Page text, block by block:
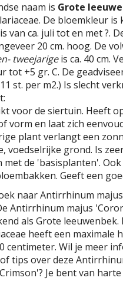
naam is Grote
De bloemkleur
van ca. juli tot en met ?.
20 cm. hoog. De
tweejarigeis ca. 40 cm.
tot +5 gr. C. De
st. per m2.) Is slecht
voor de siertuin. Heeft
vorm en laat zich
plant verlangt een
voedselrijke grond. Is
met de 'basisplanten'.
Geeft een
naar Antirrhinum
Antirrhinum majus
als Grote leeuwenbek.
heeft een maximale
centimeter. Wil je meer
tips over deze
Je bent van